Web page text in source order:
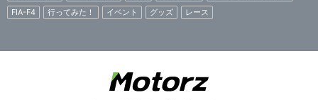
FIA-F4
行ってみた！ イベント グッズ レース